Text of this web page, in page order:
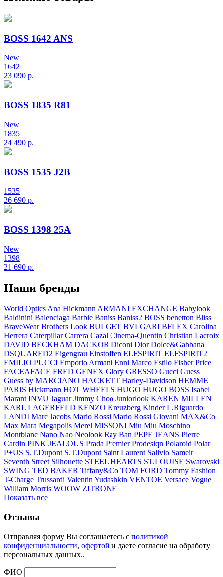
BOSS 1642 ANS
New
1642
23 090 р.
BOSS 1835 R81
New
1835
24 490 р.
BOSS 1535 J2B
1535
26 690 р.
BOSS 1398 25A
New
1398
21 690 р.
Наши бренды
World OpticsAna HickmannARMANI EXCHANGE Babylook
Baldinini Balenciaga Barbie Baniss Baniss2 BOSS benetton Bliss
BraveWear Brothers Look BULGET BVLGARI BFLEX Carolina
Herrera Caterpillar Carrera Cazal Cinema-Quentin Christian Lacroix
DAVID BECKHAM DACKOR Diconi Dior Dolce&Gabbana
DSQUARED2 Eigengrau Einstoffen ELFSPIRIT ELFSPIRIT2
EMILIO PUCCI Emporio Armani Enni Marco Estilo Fisher Price
FACEAFACE FRED GENEX Glory GRESSO Gucci Guess
Guess by MARCIANO HACKETT Harley-Davidson HEMME
PARIS Hickmann HOT WHEELS HUGO HUGO BOSS Isabel
Marant INVU Jaguar Jimmy Choo Juniorlook KAREN MILLEN
KARL LAGERFELD KENZO Kreuzberg Kinder L.Riguardo
LANDI Marc Jacobs Mario Rossi Mario Rossi Giovani MAX&Co
Max Mara Megapolis Merel MISSONI Miu Miu Moschino
Montblanc Nano Nao Neolook Ray Ban PEPE JEANS Pierre
Cardin PINK JEALOUS Prada Premier Prodesiqn Polaroid Polar
P+US S.T.Dupont S.T.Dupont Saint Laurent Salivio Sameir
Seventh Street Silhouette STEEL HEARTS ST.LOUISE Swarovski
SWING TED BAKER Tiffany&Co TOM FORD Tommy Fashion
T-Charge Trussardi Valentin Yudashkin VENTOE Versace Vogue
William Morris WOOW ZITRONE
Показать все
Отзывы
Отправляя форму Вы соглашаетесь с политикой
конфиденциальности, офертой и даете согласие на обработу
персональных данных..
ФИО